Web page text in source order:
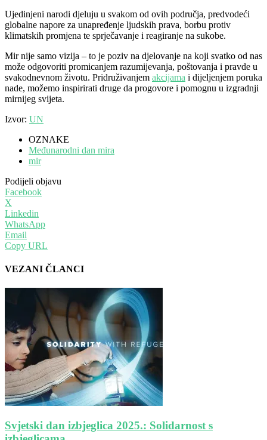
Ujedinjeni narodi djeluju u svakom od ovih područja, predvodeći
globalne napore za unapređenje ljudskih prava, borbu protiv
klimatskih promjena te sprječavanje i reagiranje na sukobe.
Mir nije samo vizija – to je poziv na djelovanje na koji svatko od nas
može odgovoriti promicanjem razumijevanja, poštovanja i pravde u
svakodnevnom životu. Pridruživanjem akcijama i dijeljenjem poruka
nade, možemo inspirirati druge da progovore i pomognu u izgradnji
mirnijeg svijeta.
Izvor: UN
OZNAKE
Međunarodni dan mira
mir
Podijeli objavu
Facebook
X
Linkedin
WhatsApp
Email
Copy URL
VEZANI ČLANCI
Svjetski dan izbjeglica 2025.: Solidarnost s